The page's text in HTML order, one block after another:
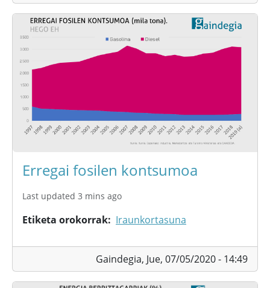
Erregai fosilen kontsumoa
Last updated 3 mins ago
Etiketa orokorrak Iraunkortasuna
Gaindegia, Jue, 07/05/2020 - 14:49